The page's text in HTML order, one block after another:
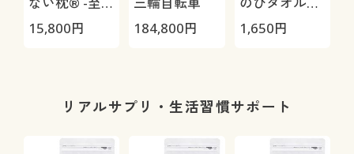
極-
15,800円
184,800円
枕カバー
1,650円
リアルサプリ・生活習慣サポート